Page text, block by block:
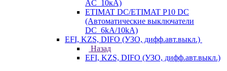
AC_10кА)
ETIMAT DC/ETIMAT P10 DC
(Автоматические выключатели
DC_6kA/10kA)
EFI, KZS, DIFO (УЗО, дифф.авт.выкл.)
Назад
EFI, KZS, DIFO (УЗО, дифф.авт.выкл.)